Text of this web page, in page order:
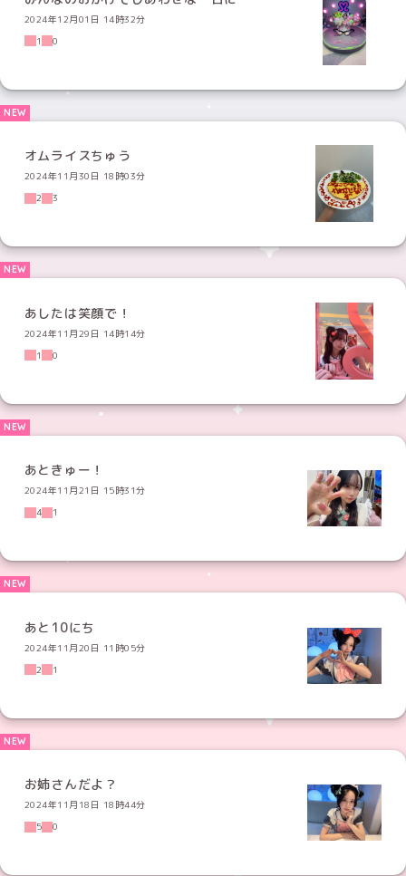
2024年12月01日 14時32分
1
0
オムライスちゅう
2024年11月30日 18時03分
2
3
あしたは笑顔で！
2024年11月29日 14時14分
1
0
あときゅー！
2024年11月21日 15時31分
4
1
あと10にち
2024年11月20日 11時05分
2
1
お姉さんだよ？
2024年11月18日 18時44分
5
0